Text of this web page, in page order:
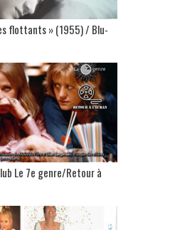
flottants » (1955) / Blu-
Le 7e genre/Retour à